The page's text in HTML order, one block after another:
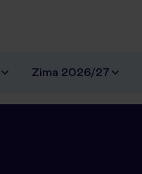
Zima 2026/27